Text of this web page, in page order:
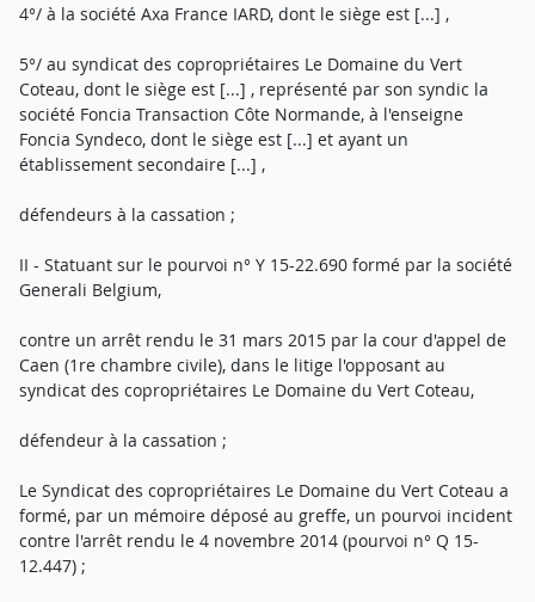
4°/ à la société Axa France IARD, dont le siège est [...] ,
5°/ au syndicat des copropriétaires Le Domaine du Vert
Coteau, dont le siège est [...] , représenté par son syndic la
société Foncia Transaction Côte Normande, à l'enseigne
Foncia Syndeco, dont le siège est [...] et ayant un
établissement secondaire [...] ,
défendeurs à la cassation ;
II - Statuant sur le pourvoi n° Y 15-22.690 formé par la société
Generali Belgium,
contre un arrêt rendu le 31 mars 2015 par la cour d'appel de
Caen (1re chambre civile), dans le litige l'opposant au
syndicat des copropriétaires Le Domaine du Vert Coteau,
défendeur à la cassation ;
Le Syndicat des copropriétaires Le Domaine du Vert Coteau a
formé, par un mémoire déposé au greffe, un pourvoi incident
contre l'arrêt rendu le 4 novembre 2014 (pourvoi n° Q 15-
12.447) ;